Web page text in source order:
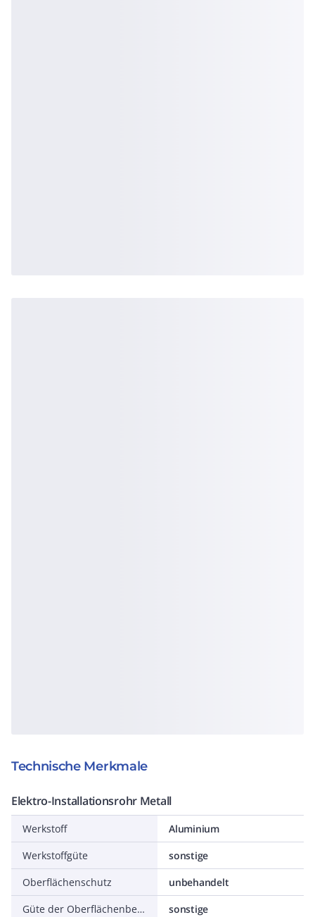
Technische Merkmale
Elektro-Installationsrohr Metall
Werkstoff
Aluminium
Werkstoffgüte
sonstige
Oberflächenschutz
unbehandelt
Güte der Oberflächenbeschichtung
sonstige